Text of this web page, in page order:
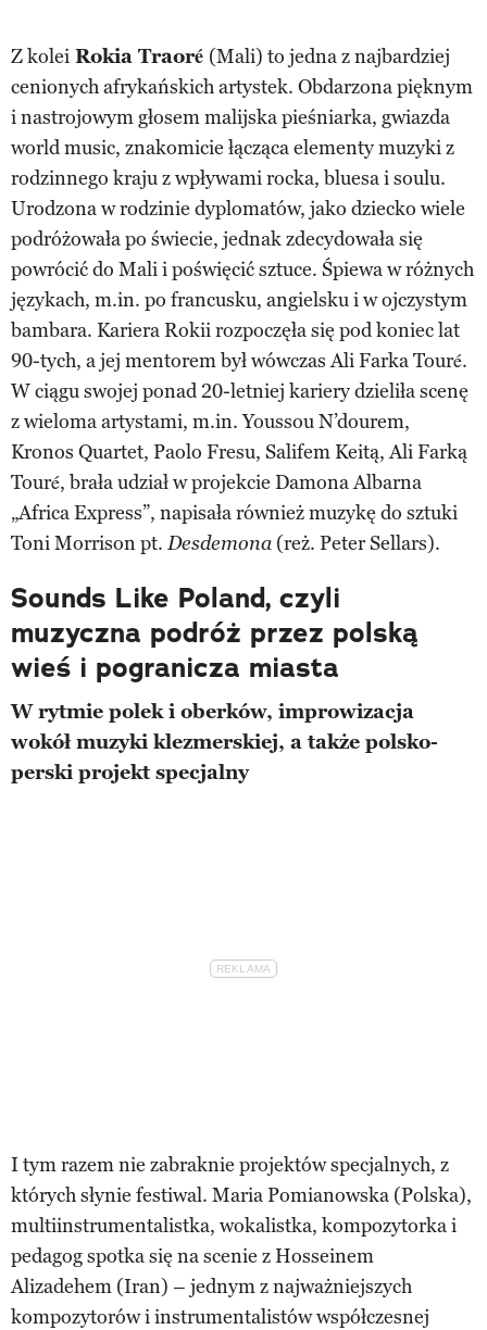
Z kolei Rokia Traoré (Mali) to jedna z najbardziej
cenionych afrykańskich artystek. Obdarzona pięknym
i nastrojowym głosem malijska pieśniarka, gwiazda
world music, znakomicie łącząca elementy muzyki z
rodzinnego kraju z wpływami rocka, bluesa i soulu.
Urodzona w rodzinie dyplomatów, jako dziecko wiele
podróżowała po świecie, jednak zdecydowała się
powrócić do Mali i poświęcić sztuce. Śpiewa w różnych
językach, m.in. po francusku, angielsku i w ojczystym
bambara. Kariera Rokii rozpoczęła się pod koniec lat
90-tych, a jej mentorem był wówczas Ali Farka Touré.
W ciągu swojej ponad 20-letniej kariery dzieliła scenę
z wieloma artystami, m.in. Youssou N’dourem,
Kronos Quartet, Paolo Fresu, Salifem Keitą, Ali Farką
Touré, brała udział w projekcie Damona Albarna
„Africa Express”, napisała również muzykę do sztuki
Toni Morrison pt.Desdemona (reż. Peter Sellars).
Sounds Like Poland, czyli
muzyczna podróż przez polską
wieś i pogranicza miasta
W rytmie polek i oberków, improwizacja
wokół muzyki klezmerskiej, a także polsko-
perski projekt specjalny
I tym razem nie zabraknie projektów specjalnych, z
których słynie festiwal. Maria Pomianowska (Polska),
multiinstrumentalistka, wokalistka, kompozytorka i
pedagog spotka się na scenie z Hosseinem
Alizadehem (Iran) – jednym z najważniejszych
kompozytorów i instrumentalistów współczesnej